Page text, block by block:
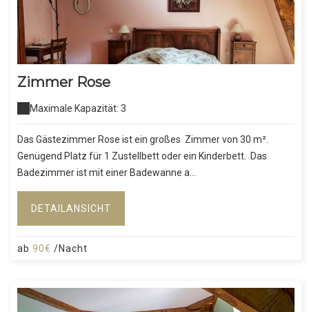
Zimmer Rose
Maximale Kapazität: 3
Das Gästezimmer Rose ist ein großes Zimmer von 30 m².
Genügend Platz für 1 Zustellbett oder ein Kinderbett. Das
Badezimmer ist mit einer Badewanne a...
DETAILANSICHT
ab 90€ /Nacht